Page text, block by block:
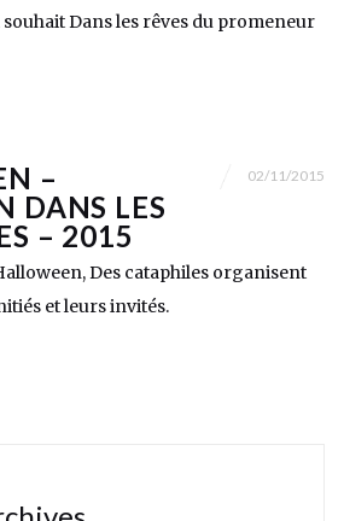
Dans les rêves du promeneur
–
DANS LES
– 2015
02/11/2015
Des cataphiles organisent
et leurs invités.